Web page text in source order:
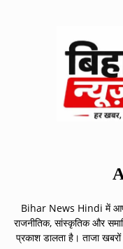
Bihar News Hindi में
राजनीतिक, सांस्कृतिक और
प्रकाश डालता है। ताजा